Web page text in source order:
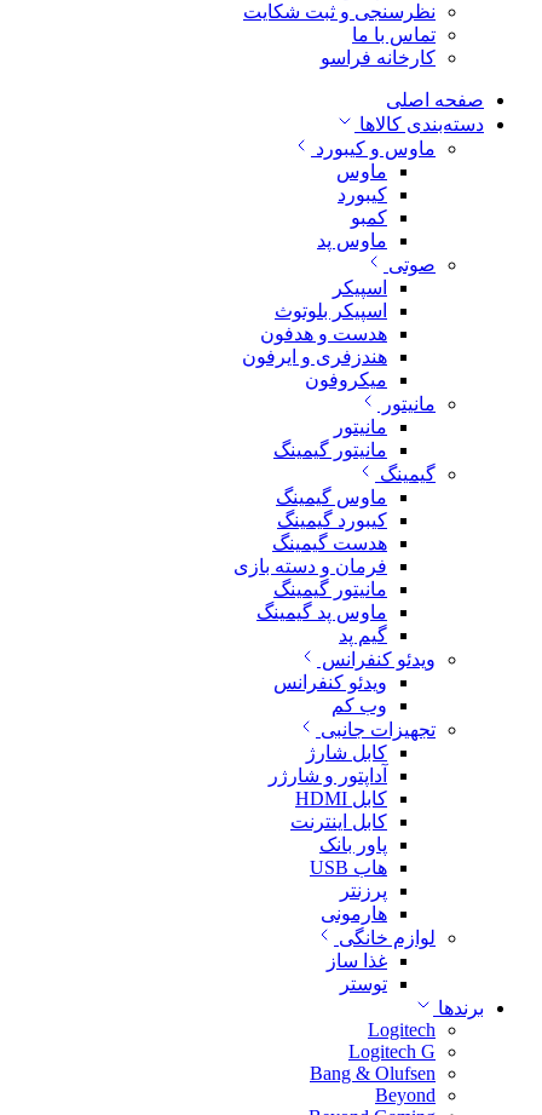
نظرسنجی و ثبت شکایت
تماس با ما
کارخانه فراسو
صفحه اصلی
دسته‌بندی کالاها
ماوس و کیبورد
ماوس
کیبورد
کمبو
ماوس پد
صوتی
اسپیکر
اسپیکر بلوتوث
هدست و هدفون
هندزفری و ایرفون
میکروفون
مانیتور
مانیتور
مانیتور گیمینگ
گیمینگ
ماوس گیمینگ
کیبورد گیمینگ
هدست گیمینگ
فرمان و دسته بازی
مانیتور گیمینگ
ماوس پد گیمینگ
گیم پد
ویدئو کنفرانس
ویدئو کنفرانس
وب کم
تجهیزات جانبی
کابل شارژ
آداپتور و شارژر
کابل HDMI
کابل اینترنت
پاور بانک
هاب USB
پرزنتر
هارمونی
لوازم خانگی
غذا ساز
توستر
برندها
Logitech
Logitech G
Bang & Olufsen
Beyond